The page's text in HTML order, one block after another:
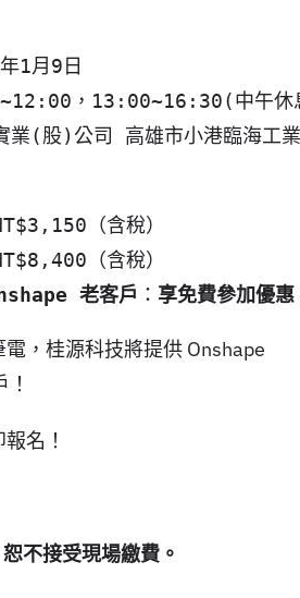
1月9日
，13:00~16:30(中午休
（含稅）
（含稅）
老客戶 ： 享免費參加優惠
，桂源科技將提供 Onshape
名！
不接受現場繳費。